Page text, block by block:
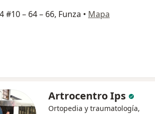
#10 – 64 – 66, Funza • Mapa
Artrocentro Ips
Ortopedia y traumatología,